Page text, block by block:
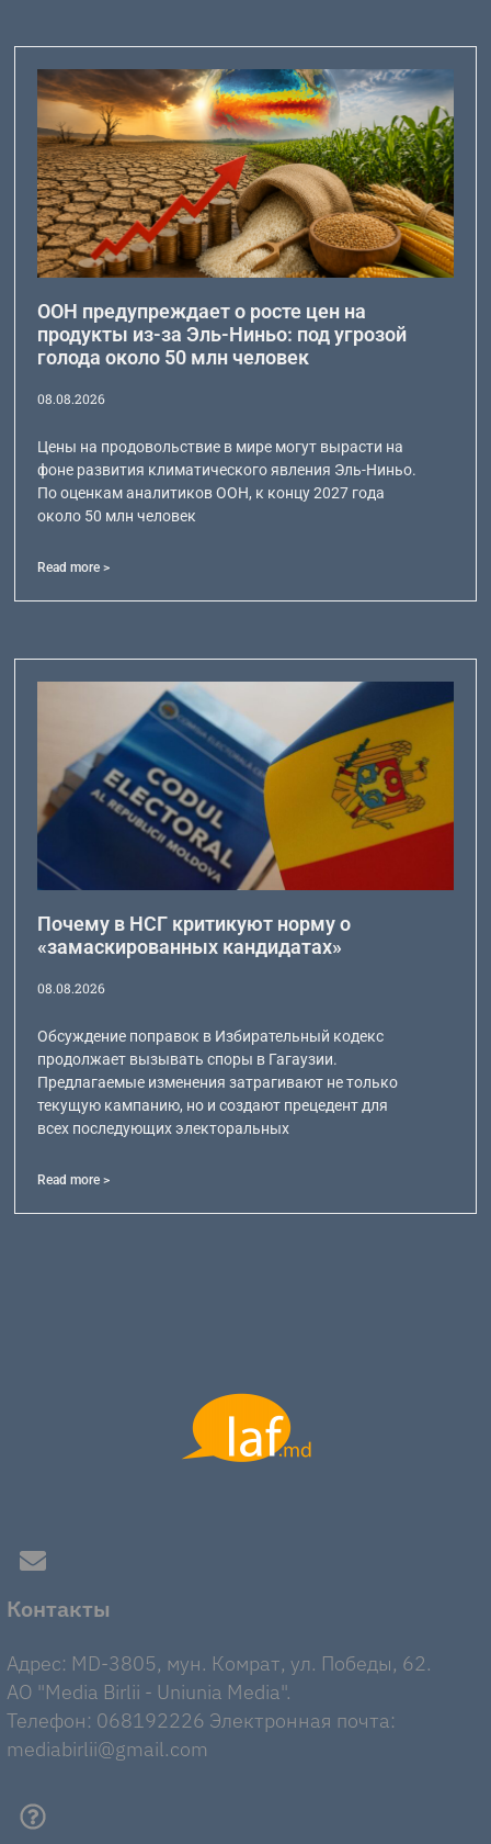
ООН предупреждает о росте цен на
продукты из-за Эль-Ниньо: под угрозой
голода около 50 млн человек
08.08.2026
Цены на продовольствие в мире могут вырасти на
фоне развития климатического явления Эль-Ниньо.
По оценкам аналитиков ООН, к концу 2027 года
около 50 млн человек
Read more >
Почему в НСГ критикуют норму о
«замаскированных кандидатах»
08.08.2026
Обсуждение поправок в Избирательный кодекс
продолжает вызывать споры в Гагаузии.
Предлагаемые изменения затрагивают не только
текущую кампанию, но и создают прецедент для
всех последующих электоральных
Read more >
Контакты
Адрес: MD-3805, мун. Комрат, ул. Победы, 62.
AO "Media Birlii - Uniunia Media".
Телефон: 068192226 Электронная почта:
mediabirlii@gmail.com